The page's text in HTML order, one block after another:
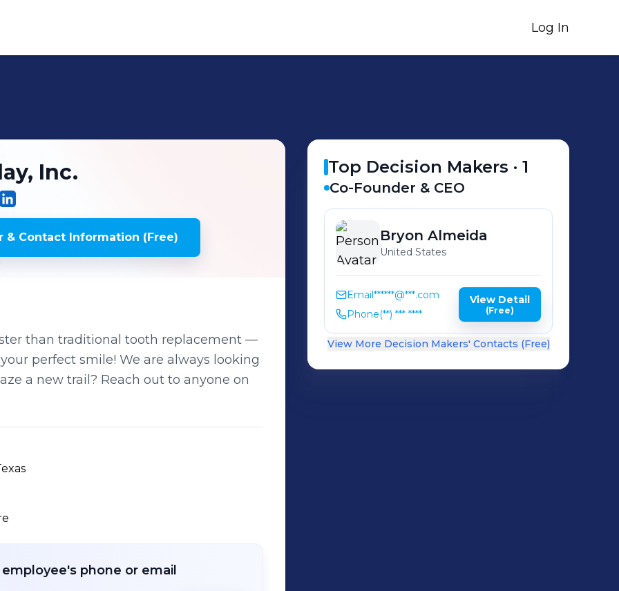
Log In
Inc.
& Contact Information (Free)
than traditional tooth replacement —
perfect smile! We are always looking
a new trail? Reach out to anyone on
phone or email
Top Decision Makers ·1
Co-Founder & CEO
Bryon Almeida
United States
Email******@***.com
Phone(**) *** ****
View Detail
(Free)
View More Decision Makers' Contacts (Free)